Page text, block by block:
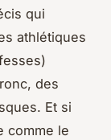
qui
athlétiques
des
Et si
comme le